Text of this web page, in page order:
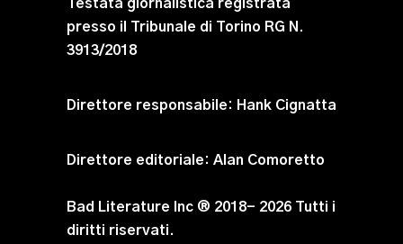
Testata giornalistica registrata
presso il Tribunale di Torino RG N.
3913/2018
Direttore responsabile: Hank Cignatta
Direttore editoriale: Alan Comoretto
Bad Literature Inc ® 2018- 2026 Tutti i
diritti riservati.